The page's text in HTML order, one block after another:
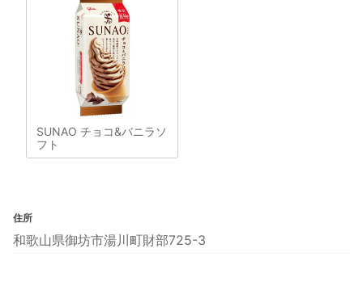
SUNAO チョコ&バニラソ
フト
住所
和歌山県御坊市湯川町財部725-3